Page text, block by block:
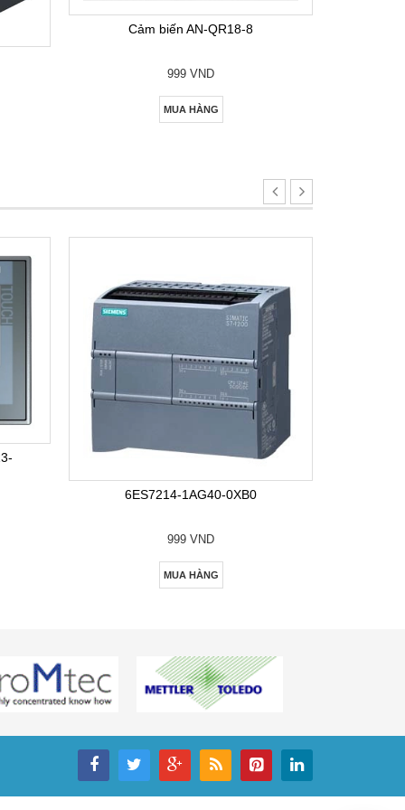
Cảm biến AN-QR18-8
999 VND
MUA HÀNG
6ES7214-1AG40-0XB0
999 VND
MUA HÀNG